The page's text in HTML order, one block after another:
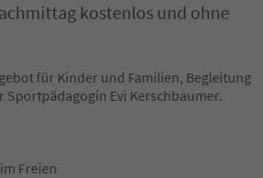
kostenlos und ohne
für Kinder und Familien, Begleitung
Evi Kerschbaumer.
Freien